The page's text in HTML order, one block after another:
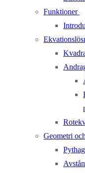
Funktioner
Geometri